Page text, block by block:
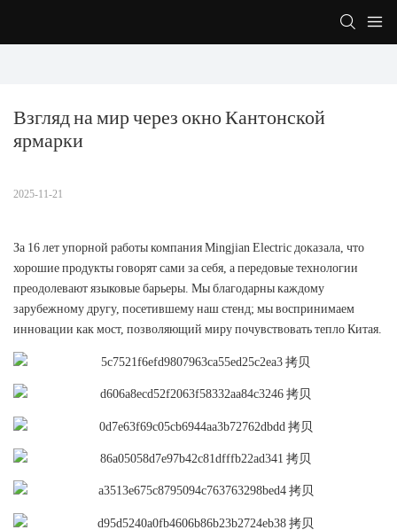
Взгляд на мир через окно Кантонской
ярмарки
2025-11-21
За 16 лет упорной работы компания Mingjian Electric доказала, что
хорошие продукты говорят сами за себя, а передовые технологии
преодолевают языковые барьеры. Мы благодарны каждому
зарубежному другу, посетившему наш стенд; мы воспринимаем
инновации как мост, позволяющий миру почувствовать тепло Китая.